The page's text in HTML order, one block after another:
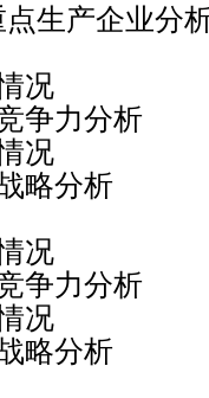
生产企业分
况
力分析
况
分析
况
力分析
况
分析